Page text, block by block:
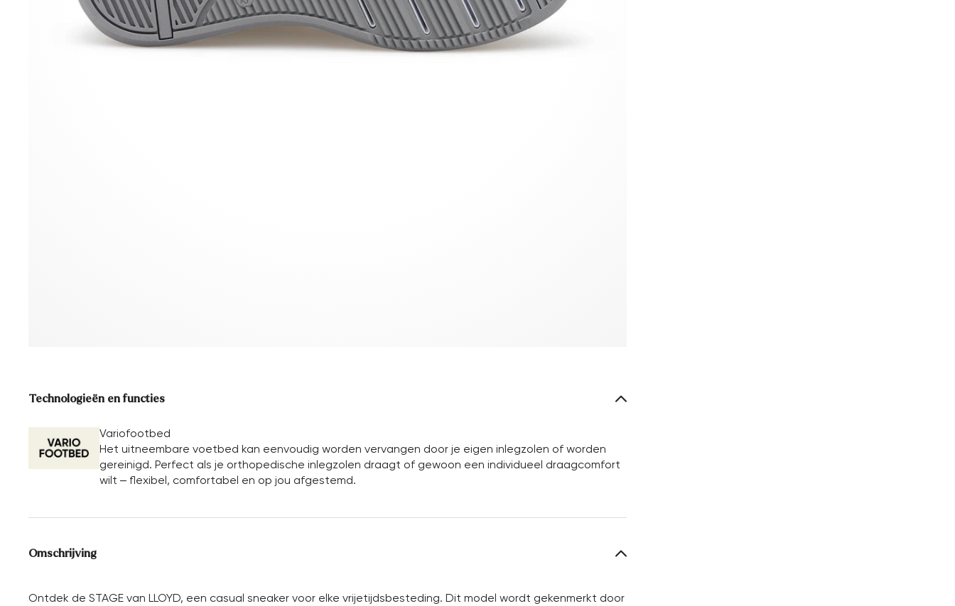
Technologieën en functies
Variofootbed
Het uitneembare voetbed kan eenvoudig worden vervangen door je eigen inlegzolen of worden
gereinigd. Perfect als je orthopedische inlegzolen draagt of gewoon een individueel draagcomfort
wilt – flexibel, comfortabel en op jou afgestemd.
Omschrijving
Ontdek de STAGE van LLOYD, een casual sneaker voor elke vrijetijdsbesteding. Dit model wordt gekenmerkt door